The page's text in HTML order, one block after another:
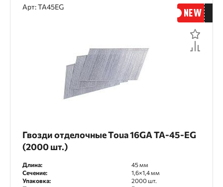
Арт: TA45EG
Гвозди отделочные Toua 16GA TA-45-EG
(2000 шт.)
Длина:
45 мм
Сечение:
1,6×1,4 мм
Упаковка:
2000 шт.